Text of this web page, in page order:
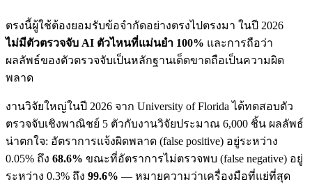
ตรงนี้ผู้ใช้ต้องยอมรับข้อจำกัดอย่างตรงไปตรงมา ในปี 2026
ไม่มีตัวตรวจจับ AI ตัวไหนที่แม่นยำ 100% และการถือว่า
ผลลัพธ์ของตัวตรวจจับเป็นหลักฐานเด็ดขาดถือเป็นความผิด
พลาด
งานวิจัยใหญ่ในปี 2026 จาก University of Florida ได้ทดสอบตัว
ตรวจจับเชิงพาณิชย์ 5 ตัวกับงานวิจัยประมาณ 6,000 ชิ้น ผลลัพธ์
น่าตกใจ: อัตราการแจ้งผิดพลาด (false positive) อยู่ระหว่าง
0.05% ถึง 68.6% ขณะที่อัตราการไม่ตรวจพบ (false negative) อยู่
ระหว่าง 0.3% ถึง 99.6% — หมายความว่าเครื่องมือที่แย่ที่สุด